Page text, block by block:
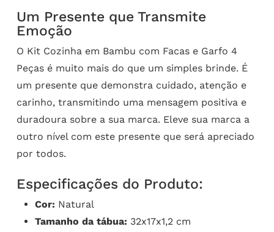
Um Presente que Transmite
Emoção
O Kit Cozinha em Bambu com Facas e Garfo 4
Peças é muito mais do que um simples brinde. É
um presente que demonstra cuidado, atenção e
carinho, transmitindo uma mensagem positiva e
duradoura sobre a sua marca. Eleve sua marca a
outro nível com este presente que será apreciado
por todos.
Especificações do Produto:
Cor: Natural
Tamanho da tábua: 32x17x1,2 cm